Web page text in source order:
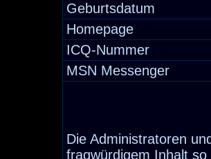
Geburtsdatum
Homepage
ICQ-Nummer
MSN Messenger
Die Administratoren
fragwürdigem Inhalt